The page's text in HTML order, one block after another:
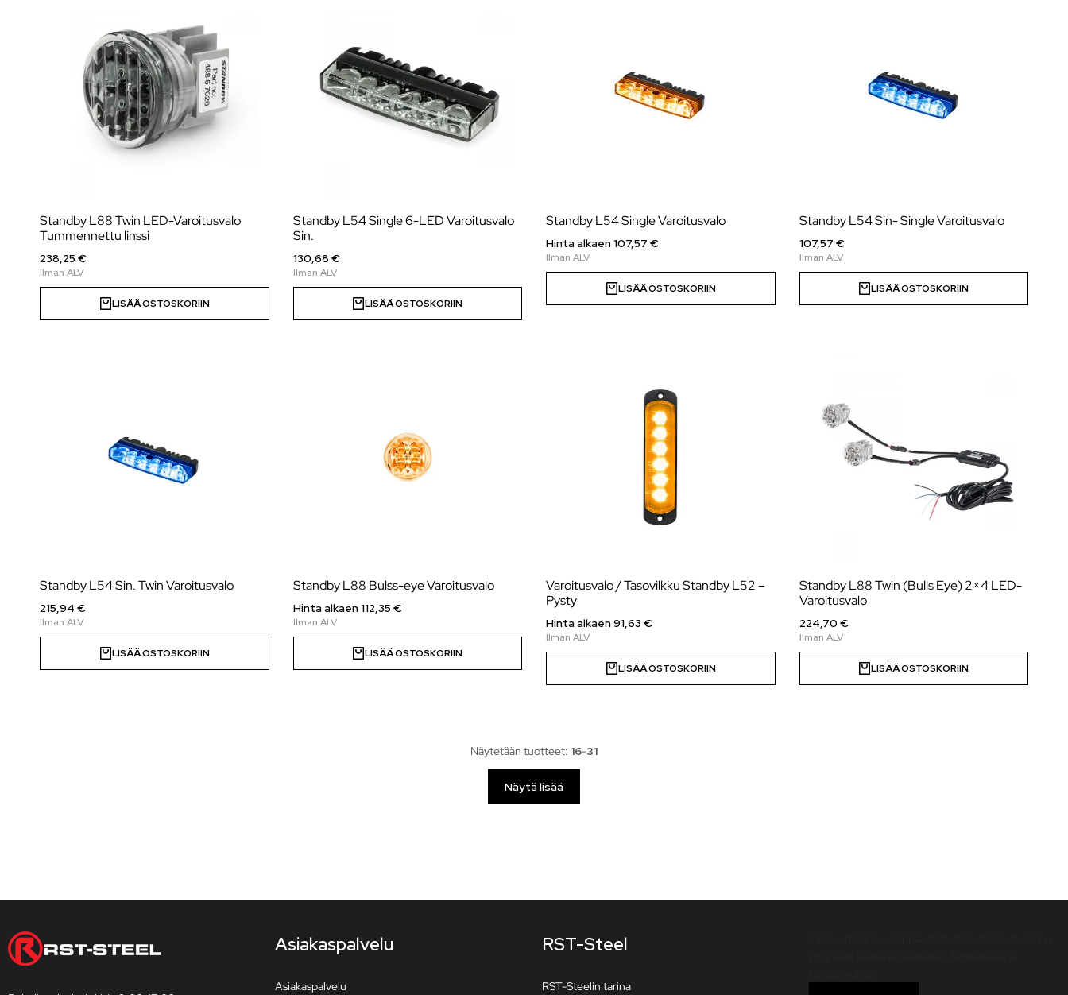
Standby L88 Twin LED-Varoitusvalo
Tummennettu linssi
238,25 €
LISÄÄ OSTOSKORIIN
Standby L54 Single 6-LED Varoitusvalo
Sin.
130,68 €
LISÄÄ OSTOSKORIIN
Standby L54 Single Varoitusvalo
Hinta alkaen107,57 €
LISÄÄ OSTOSKORIIN
Standby L54 Sin- Single Varoitusvalo
107,57 €
LISÄÄ OSTOSKORIIN
Standby L54 Sin. Twin Varoitusvalo
215,94 €
LISÄÄ OSTOSKORIIN
Standby L88 Bulss-eye Varoitusvalo
Hinta alkaen 112,35 €
LISÄÄ OSTOSKORIIN
Varoitusvalo / Tasovilkku Standby L52 –
Pysty
Hinta alkaen 91,63 €
LISÄÄ OSTOSKORIIN
Standby L88 Twin (Bulls Eye) 2×4 LED-
Varoitusvalo
224,70 €
LISÄÄ OSTOSKORIIN
Näytetään tuotteet: 16-31
Näytä lisää
Asiakaspalvelu
Asiakaspalvelu
RST-Steel
RST-Steelin tarina